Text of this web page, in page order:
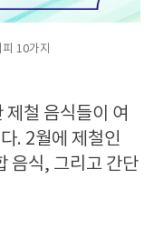
10가지
철 음식들이 여
. 2월에 제철인
음식, 그리고 간단